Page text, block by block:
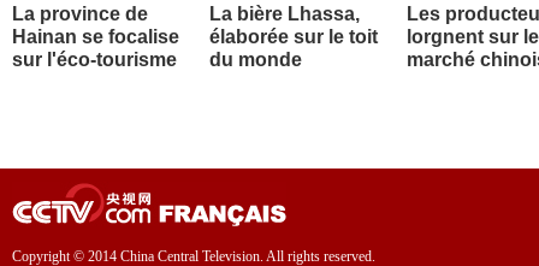
La province de
Hainan se focalise
sur l'éco-tourisme
La bière Lhassa,
élaborée sur le toit
du monde
Les
lorgnent sur le
marché
Copyright © 2014 China Central Television. All rights reserved.